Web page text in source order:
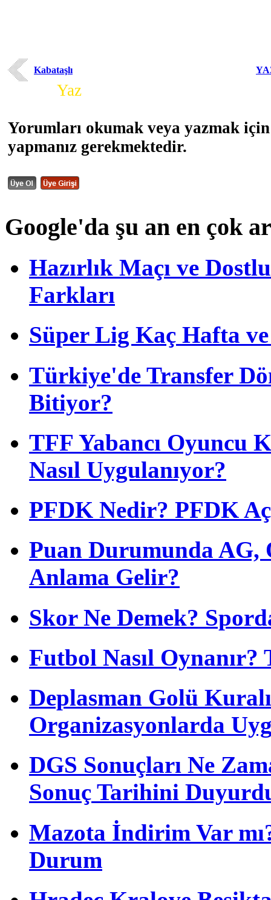
Kabataşlı
Yaz
Yorumları okumak veya yazmak
yapmanız gerekmektedir.
Google'da şu an en çok
Hazırlık Maçı ve
Farkları
Süper Lig Kaç Hafta
Türkiye'de Transfer
Bitiyor?
TFF Yabancı Oyuncu
Nasıl Uygulanıyor?
PFDK Nedir? PFDK
Puan Durumunda AG,
Anlama Gelir?
Skor Ne Demek?
Futbol Nasıl
Deplasman Golü
Organizasyonlarda
DGS Sonuçları Ne
Sonuç Tarihini
Mazota İndirim Var
Durum